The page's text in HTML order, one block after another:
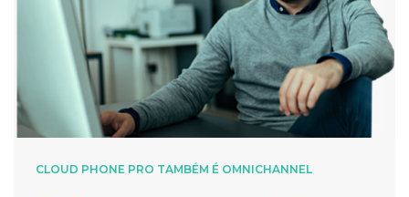
CLOUD PHONE PRO TAMBÉM É OMNICHANNEL